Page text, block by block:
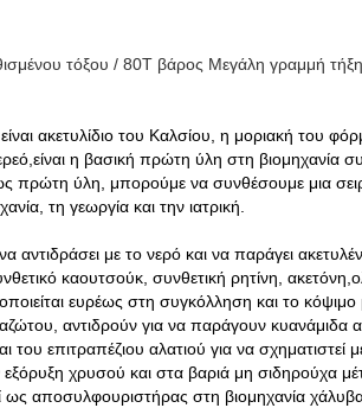
τόξου / 80T βάρος Μεγάλη γραμμή
ακετυλίδιο του Καλσίου, η μοριακή του
η βασική πρώτη ύλη στη βιομηχανία
πρώτη ύλη, μπορούμε να συνθέσουμε μια
τη γεωργία και την ιατρική.
με το νερό και να παράγει
καουτσούκ, συνθετική ρητίνη,
ευρέως στη συγκόλληση και το κόψιμο
αντιδρούν για να παράγουν κυανάμιδα
επιτραπέζιου αλατιού για να σχηματιστεί
χρυσού και στα βαριά μη σιδηρούχα
ως αποσυλφουριστήρας στη βιομηχανία